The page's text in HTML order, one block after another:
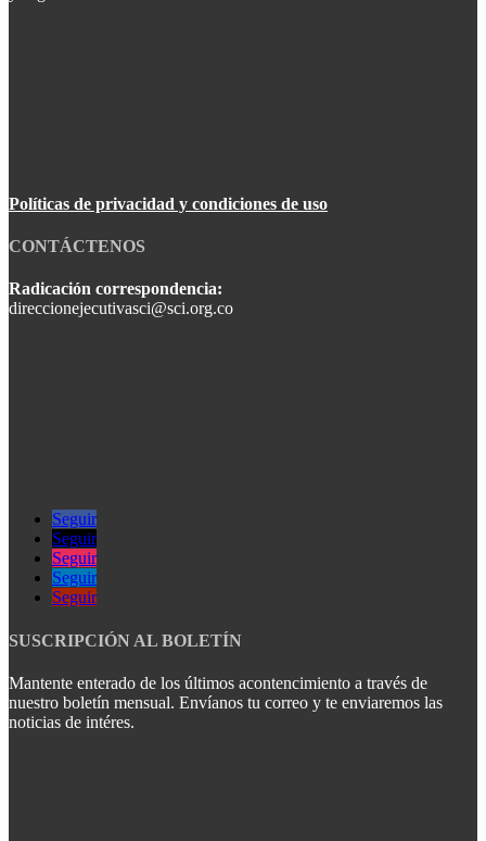
Políticas de privacidad y condiciones de uso
CONTÁCTENOS
Radicación correspondencia:
direccionejecutivasci@sci.org.co
Seguir
Seguir
Seguir
Seguir
Seguir
SUSCRIPCIÓN AL BOLETÍN
Mantente enterado de los últimos acontencimiento a través de
nuestro boletín mensual. Envíanos tu correo y te enviaremos las
noticias de intéres.